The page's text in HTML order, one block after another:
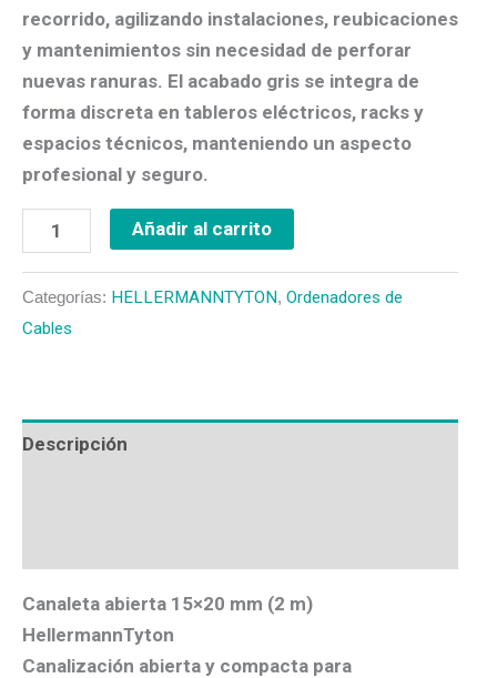
recorrido, agilizando instalaciones, reubicaciones
y mantenimientos sin necesidad de perforar
nuevas ranuras. El acabado gris se integra de
forma discreta en tableros eléctricos, racks y
espacios técnicos, manteniendo un aspecto
profesional y seguro.
Añadir al carrito
Categorías: HELLERMANNTYTON, Ordenadores de
Cables
Descripción
Canaleta abierta 15×20 mm (2 m)
HellermannTyton
Canalización abierta y compacta para